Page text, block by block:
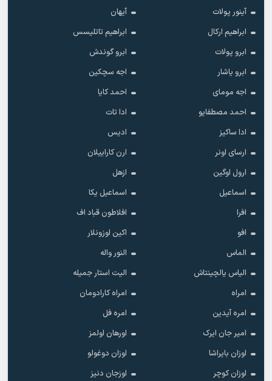
آینور پولات
آیهان
ابراهیم ارکال
ابراهیم تاتلیسس
ابرو پولات
ابرو گوندش
ابرو یاشار
اجه سچکین
اجه مومای
احمد کایا
احمد مصطفایو
ادا تات
ادا ساکیز
ادیس
ارسای اونر
ارن کاراییلان
ارول اوگین
ازهل
اسماعیل
اسماعیل یکا
افرا
افلاطون قباد اف
افو
اکین اوزونلار
الماس
النور واله
الیاس یالچینتاش
الیت استار جمیله
امراه
امراه کارادومان
امره آیدین
امره فل
امیر جان ایرک
اورهان اولمز
اوزان بایراشا
اوزان دوغولو
اوزان کوچر
اوزجان دنیز